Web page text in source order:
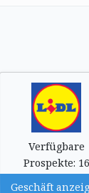
Verfügbare
Prospekte: 16
Geschäft